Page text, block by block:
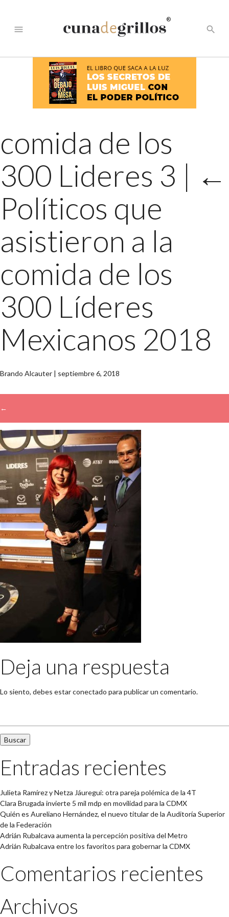
menu
®
search
comida de los
300 Lideres 3 | ←
Políticos que
asistieron a la
comida de los
300 Líderes
Mexicanos 2018
Brando Alcauter | septiembre 6, 2018
←
→
Deja una respuesta
Lo siento, debes estarconectado para publicar un comentario.
Entradas recientes
Julieta Ramírez y Netza Jáuregui: otra pareja polémica de la 4T
Clara Brugada invierte 5 mil mdp en movilidad para la CDMX
Quién es Aureliano Hernández, el nuevo titular de la Auditoría Superior
de la Federación
Adrián Rubalcava aumenta la percepción positiva del Metro
Adrián Rubalcava entre los favoritos para gobernar la CDMX
Comentarios recientes
Archivos